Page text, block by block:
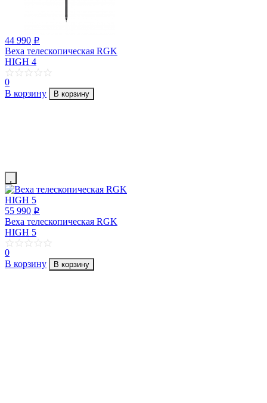
44 990 p
Веха телескопическая RGK
HIGH 4
0
В корзину
В корзину
55 990 p
Веха телескопическая RGK
HIGH 5
0
В корзину
В корзину